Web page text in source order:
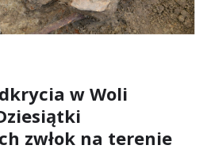
w Woli
zwłok na terenie